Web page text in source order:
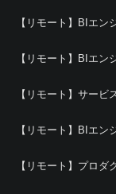
【リモート】BIエン
【リモート】BIエン
【リモート】サービ
【リモート】BIエン
【リモート】プロダ